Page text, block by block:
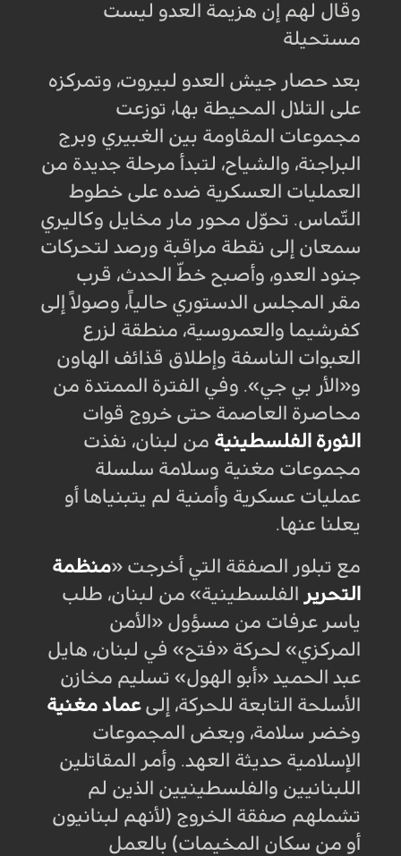
وقال لهم إن هزيمة العدو ليست
مستحيلة
بعد حصار جيش العدو لبيروت، وتمركزه
على التلال المحيطة بها، توزعت
مجموعات المقاومة بين الغبيري وبرج
البراجنة، والشياح، لتبدأ مرحلة جديدة من
العمليات العسكرية ضده على خطوط
التّماس. تحوّل محور مار مخايل وكاليري
سمعان إلى نقطة مراقبة ورصد لتحركات
جنود العدو، وأصبح خطّ الحدث، قرب
مقر المجلس الدستوري حالياً، وصولاً إلى
كفرشيما والعمروسية، منطقة لزرع
العبوات الناسفة وإطلاق قذائف الهاون
و«الأر بي جي». وفي الفترة الممتدة من
محاصرة العاصمة حتى خروج قوات
الثورة الفلسطينية من لبنان، نفذت
مجموعات مغنية وسلامة سلسلة
عمليات عسكرية وأمنية لم يتبنياها أو
يعلنا عنها.
مع تبلور الصفقة التي أخرجت «منظمة
التحرير
الفلسطينية» من لبنان، طلب
ياسر عرفات من مسؤول «الأمن
المركزي» لحركة «فتح» في لبنان، هايل
عبد الحميد «أبو الهول» تسليم مخازن
الأسلحة التابعة للحركة، إلى عماد مغنية
وخضر سلامة، وبعض المجموعات
الإسلامية حديثة العهد. وأمر المقاتلين
اللبنانيين والفلسطينيين الذين لم
تشملهم صفقة الخروج (لأنهم لبنانيون
أو من سكان المخيمات) بالعمل